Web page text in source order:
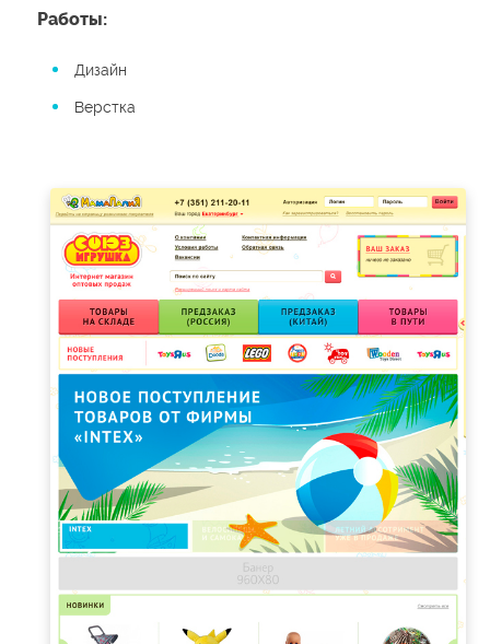
Работы:
Дизайн
Верстка